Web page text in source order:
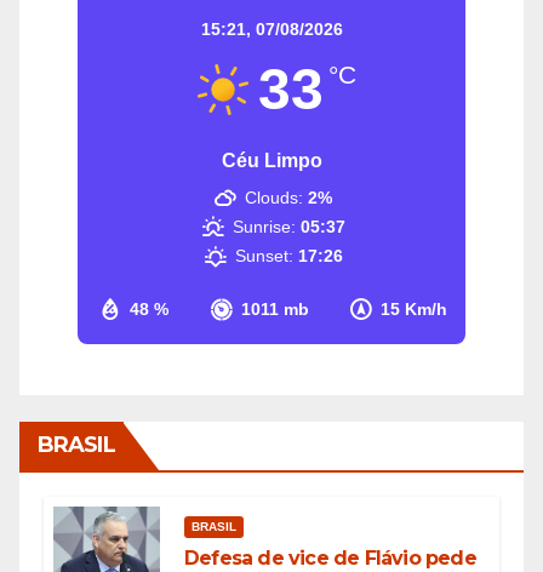
15:21, 07/08/2026
33 °C
Céu Limpo
48 % 1011 mb 15 Km/h
Clouds: 2%
Sunrise: 05:37
Sunset: 17:26
BRASIL
BRASIL
Defesa de vice de Flávio pede